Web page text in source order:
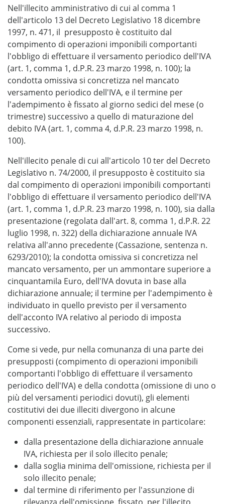
Nell'illecito amministrativo di cui al comma 1
dell'articolo 13 del Decreto Legislativo 18 dicembre
1997, n. 471, il presupposto è costituito dal
compimento di operazioni imponibili comportanti
l'obbligo di effettuare il versamento periodico dell'IVA
(art. 1, comma 1, d.P.R. 23 marzo 1998, n. 100); la
condotta omissiva si concretizza nel mancato
versamento periodico dell'IVA, e il termine per
l'adempimento è fissato al giorno sedici del mese (o
trimestre) successivo a quello di maturazione del
debito IVA (art. 1, comma 4, d.P.R. 23 marzo 1998, n.
100).
Nell'illecito penale di cui all'articolo 10 ter del Decreto
Legislativo n. 74/2000, il presupposto è costituito sia
dal compimento di operazioni imponibili comportanti
l'obbligo di effettuare il versamento periodico dell'IVA
(art. 1, comma 1, d.P.R. 23 marzo 1998, n. 100), sia dalla
presentazione (regolata dall'art. 8, comma 1, d.P.R. 22
luglio 1998, n. 322) della dichiarazione annuale IVA
relativa all'anno precedente (Cassazione, sentenza n.
6293/2010); la condotta omissiva si concretizza nel
mancato versamento, per un ammontare superiore a
cinquantamila Euro, dell'IVA dovuta in base alla
dichiarazione annuale; il termine per l'adempimento è
individuato in quello previsto per il versamento
dell'acconto IVA relativo al periodo di imposta
successivo.
Come si vede, pur nella comunanza di una parte dei
presupposti (compimento di operazioni imponibili
comportanti l'obbligo di effettuare il versamento
periodico dell'IVA) e della condotta (omissione di uno o
più del versamenti periodici dovuti), gli elementi
costitutivi dei due illeciti divergono in alcune
componenti essenziali, rappresentate in particolare:
dalla presentazione della dichiarazione annuale
IVA, richiesta per il solo illecito penale;
dalla soglia minima dell'omissione, richiesta per il
solo illecito penale;
dal termine di riferimento per l'assunzione di